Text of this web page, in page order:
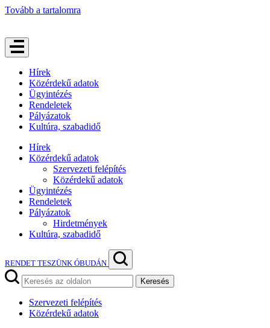
Tovább a tartalomra
Hírek
Közérdekű adatok
Ügyintézés
Rendeletek
Pályázatok
Kultúra, szabadidő
Hírek
Közérdekű adatok
Szervezeti felépítés
Közérdekű adatok
Ügyintézés
Rendeletek
Pályázatok
Hirdetmények
Kultúra, szabadidő
RENDET TESZÜNK ÓBUDÁN
Keresés
Szervezeti felépítés
Közérdekű adatok